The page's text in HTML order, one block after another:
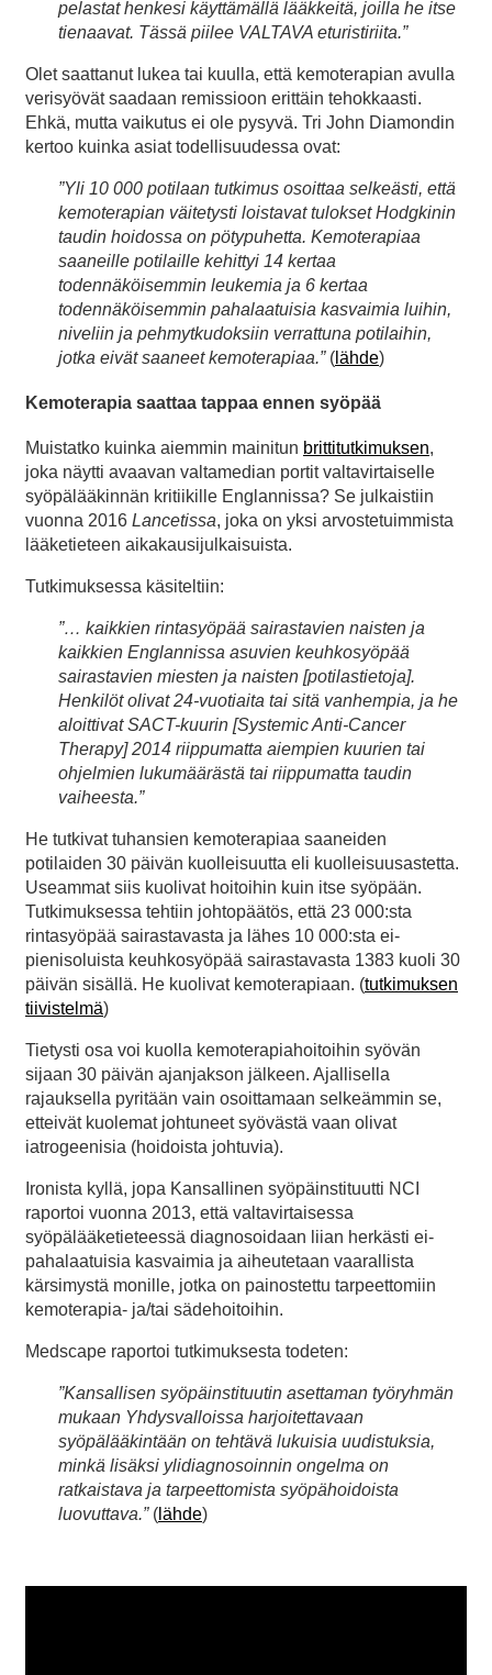
pelastat henkesi käyttämällä lääkkeitä, joilla he itse
tienaavat. Tässä piilee VALTAVA eturistiriita.”
Olet saattanut lukea tai kuulla, että kemoterapian avulla
verisyövät saadaan remissioon erittäin tehokkaasti.
Ehkä, mutta vaikutus ei ole pysyvä. Tri John Diamondin
kertoo kuinka asiat todellisuudessa ovat:
”Yli 10 000 potilaan tutkimus osoittaa selkeästi, että
kemoterapian väitetysti loistavat tulokset Hodgkinin
taudin hoidossa on pötypuhetta. Kemoterapiaa
saaneille potilaille kehittyi 14 kertaa
todennäköisemmin leukemia ja 6 kertaa
todennäköisemmin pahalaatuisia kasvaimia luihin,
niveliin ja pehmytkudoksiin verrattuna potilaihin,
jotka eivät saaneet kemoterapiaa.”( lähde)
Kemoterapia saattaa tappaa ennen syöpää
Muistatko kuinka aiemmin mainitun brittitutkimuksen,
joka näytti avaavan valtamedian portit valtavirtaiselle
syöpälääkinnän kritiikille Englannissa? Se julkaistiin
vuonna 2016 Lancetissa, joka on yksi arvostetuimmista
lääketieteen aikakausijulkaisuista.
Tutkimuksessa käsiteltiin:
”… kaikkien rintasyöpää sairastavien naisten ja
kaikkien Englannissa asuvien keuhkosyöpää
sairastavien miesten ja naisten [potilastietoja].
Henkilöt olivat 24-vuotiaita tai sitä vanhempia, ja he
aloittivat SACT-kuurin [Systemic Anti-Cancer
Therapy] 2014 riippumatta aiempien kuurien tai
ohjelmien lukumäärästä tai riippumatta taudin
vaiheesta.”
He tutkivat tuhansien kemoterapiaa saaneiden
potilaiden 30 päivän kuolleisuutta eli kuolleisuusastetta.
Useammat siis kuolivat hoitoihin kuin itse syöpään.
Tutkimuksessa tehtiin johtopäätös, että 23 000:sta
rintasyöpää sairastavasta ja lähes 10 000:sta ei-
pienisoluista keuhkosyöpää sairastavasta 1383 kuoli 30
päivän sisällä. He kuolivat kemoterapiaan. (tutkimuksen
tiivistelmä)
Tietysti osa voi kuolla kemoterapiahoitoihin syövän
sijaan 30 päivän ajanjakson jälkeen. Ajallisella
rajauksella pyritään vain osoittamaan selkeämmin se,
etteivät kuolemat johtuneet syövästä vaan olivat
iatrogeenisia (hoidoista johtuvia).
Ironista kyllä, jopa Kansallinen syöpäinstituutti NCI
raportoi vuonna 2013, että valtavirtaisessa
syöpälääketieteessä diagnosoidaan liian herkästi ei-
pahalaatuisia kasvaimia ja aiheutetaan vaarallista
kärsimystä monille, jotka on painostettu tarpeettomiin
kemoterapia- ja/tai sädehoitoihin.
Medscape raportoi tutkimuksesta todeten:
”Kansallisen syöpäinstituutin asettaman työryhmän
mukaan Yhdysvalloissa harjoitettavaan
syöpälääkintään on tehtävä lukuisia uudistuksia,
minkä lisäksi ylidiagnosoinnin ongelma on
ratkaistava ja tarpeettomista syöpähoidoista
luovuttava.”( lähde)